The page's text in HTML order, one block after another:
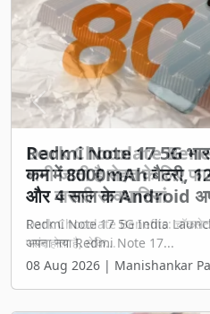
Dark Chocolate
मानी जाती है सेहत के लिए
और जरूरी सावधानियां
Dark Chocolate Benefits: चॉकलेट
पसंद होता है, लेकि...
08 Aug 2026 | Manishankar
Previous